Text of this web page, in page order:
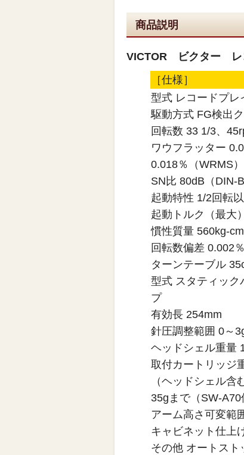
商品説明
VICTOR ビクター レ
［仕様］
型式 レコードプレ
駆動方式 FG検出
回転数 33 1/3、
ワウフラッター
0.018％（WRMS）
SN比 80dB（DIN-B
起動特性 1/2回転
起動トルク（最大
慣性質量 560kg-
回転数偏差 0.002％
ターンテーブル
型式 スタティック
プ
有効長 254mm
針圧調整範囲 0～
ヘッドシェル重量
取付カートリッジ
（ヘッドシェル含
35gまで（SW-A70
アーム高さ可変範
キャビネット仕上
その他 オートスト